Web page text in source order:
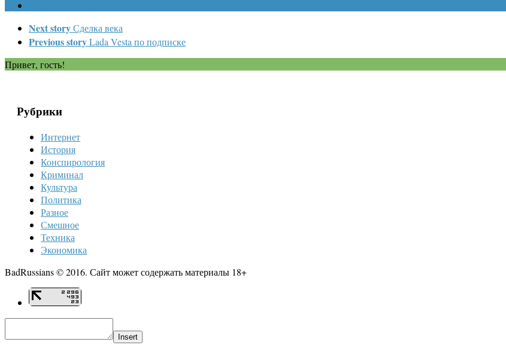
Next storyСделка века
Previous storyLada Vesta по подписке
Привет, гость!
Рубрики
Интернет
История
Конспирология
Криминал
Культура
Политика
Разное
Смешное
Техника
Экономика
BadRussians © 2016. Сайт может содержать материалы 18+
Insert